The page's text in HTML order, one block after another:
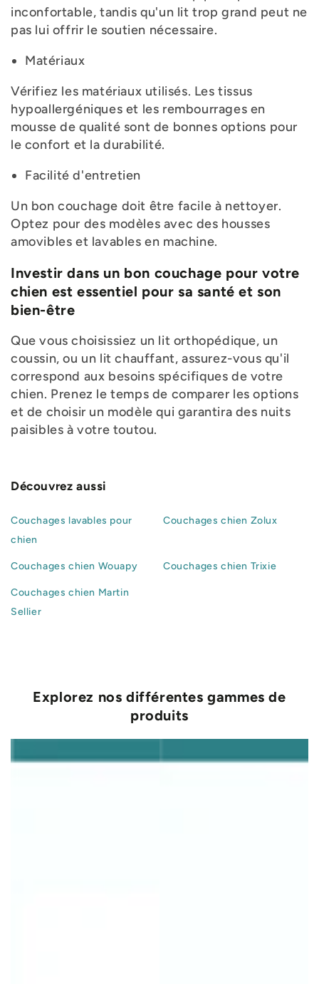
inconfortable, tandis qu'un lit trop grand peut ne
pas lui offrir le soutien nécessaire.
Matériaux
Vérifiez les matériaux utilisés. Les tissus
hypoallergéniques et les rembourrages en
mousse de qualité sont de bonnes options pour
le confort et la durabilité.
Facilité d'entretien
Un bon couchage doit être facile à nettoyer.
Optez pour des modèles avec des housses
amovibles et lavables en machine.
Investir dans un bon couchage pour votre
chien est essentiel pour sa santé et son
bien-être
Que vous choisissiez un lit orthopédique, un
coussin, ou un lit chauffant, assurez-vous qu'il
correspond aux besoins spécifiques de votre
chien. Prenez le temps de comparer les options
et de choisir un modèle qui garantira des nuits
paisibles à votre toutou.
Découvrez aussi
Couchages lavables pour
chien
Couchages chien Zolux
Couchages chien Wouapy Couchages chien Trixie
Couchages chien Martin
Sellier
Explorez nos différentes gammes de
produits